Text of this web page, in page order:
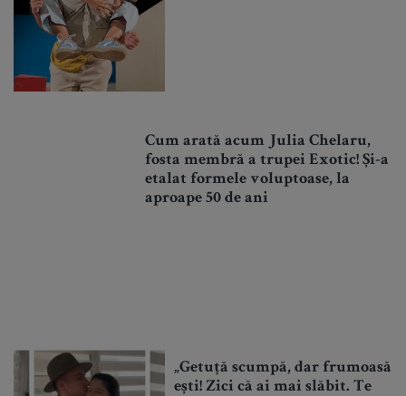
Cum arată acum Julia Chelaru,
fosta membră a trupei Exotic! Și-a
etalat formele voluptoase, la
aproape 50 de ani
„Getuță scumpă, dar frumoasă
ești! Zici că ai mai slăbit. Te